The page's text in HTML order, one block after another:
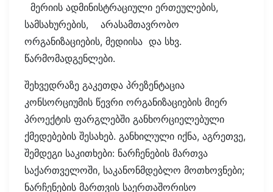
მერიის ადმინისტრაციული ერთეულების,
სამსახურების, არასამთავრობო
ორგანიზაციების, მედიისა და სხვ.
წარმომადგენლები.
შეხვედრაზე გაკეთდა პრეზენტაცია
კონსორციუმის წევრი ორგანიზაციების მიერ
პროექტის ფარგლებში განხორციელებული
ქმედებების შესახებ. განხილული იქნა, აგრეთვე,
შემდეგი საკითხები: ნარჩენების მართვა
საქართველოში, საკანონმდებლო მოთხოვნები;
ნარჩენების მართვის საერთაშორისო